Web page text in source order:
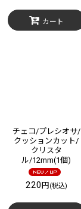
カート
チェコ/プレシオサ/
クッションカット/
クリスタ
ル/12mm(1個)
220 円 (税込)